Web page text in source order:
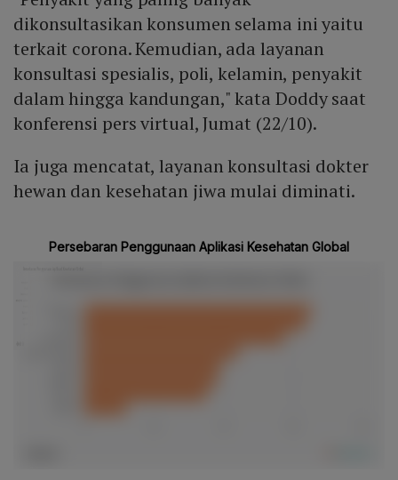
dikonsultasikan konsumen selama ini yaitu
terkait corona. Kemudian, ada layanan
konsultasi spesialis, poli, kelamin, penyakit
dalam hingga kandungan," kata Doddy saat
konferensi pers virtual, Jumat (22/10).
Ia juga mencatat, layanan konsultasi dokter
hewan dan kesehatan jiwa mulai diminati.